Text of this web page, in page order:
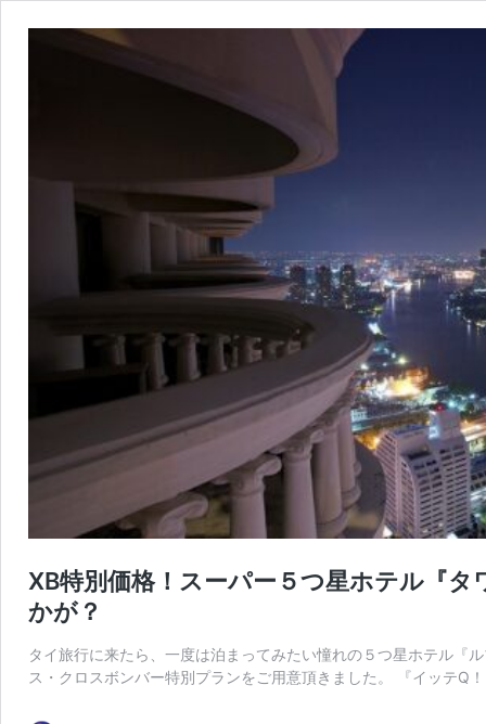
XB特別価格！スーパー５つ星ホテル『
かが？
タイ旅行に来たら、一度は泊まってみたい憧れの５つ星ホテル『
ス・クロスボンバー特別プランをご用意頂きました。 『イッテQ